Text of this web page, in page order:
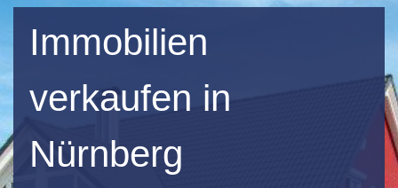
Immobilien
verkaufen in
Nürnberg